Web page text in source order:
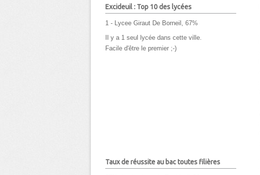
Excideuil : Top 10 des lycées
1 - Lycee Giraut De Borneil, 67%
Il y a 1 seul lycée dans cette ville.
Facile d'être le premier ;-)
Taux de réussite au bac toutes filières